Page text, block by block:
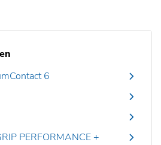
6
PERFORMANCE +